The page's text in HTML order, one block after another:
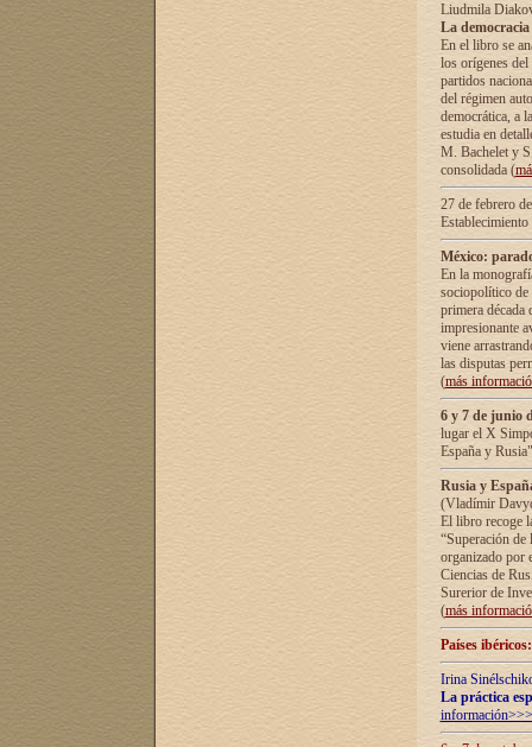
Liudmila
La
En el libro se
los orígenes
partidos
del régimen
democrática, а
estudia en
М. Bachelet у
consolidada (
27 de febrero
México:
En la
sociopolítico de
primera década
impresionante
viene
las disputas
(más
6 y 7 de junio
lugar el X
España y
Rusia y
(Vladímir
El libro recoge
“Superación
organizado por
Ciencias de
Surerior de
(más
Países
Irina
La práctica
información>>>